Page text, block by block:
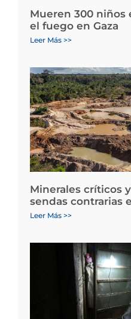
Mueren 300 niños
el fuego en Gaza
Leer Más >>
Minerales críticos
sendas contrarias
Leer Más >>